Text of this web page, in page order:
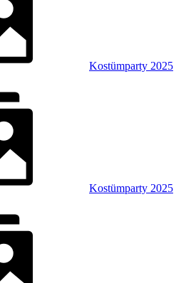
Kostümparty 2025
Kostümparty 2025